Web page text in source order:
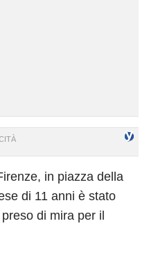
in piazza della
di 11 anni è stato
di mira per il